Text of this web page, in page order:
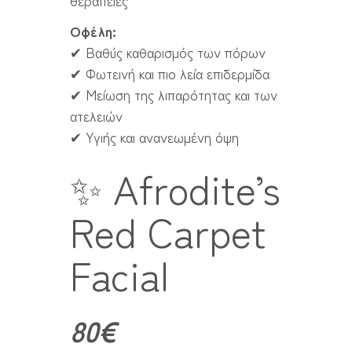
Οφέλη:
✔ Βαθύς καθαρισμός των πόρων
✔ Φωτεινή και πιο λεία επιδερμίδα
✔ Μείωση της λιπαρότητας και των
ατελειών
✔ Υγιής και ανανεωμένη όψη
✨ Afrodite’s
Red Carpet
Facial
80€